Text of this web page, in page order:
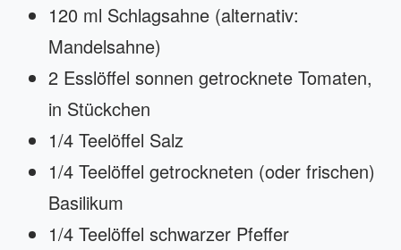
120 ml Schlagsahne (alternativ:
Mandelsahne)
2 Esslöffel sonnen getrocknete Tomaten,
in Stückchen
1/4 Teelöffel Salz
1/4 Teelöffel getrockneten (oder frischen)
Basilikum
1/4 Teelöffel schwarzer Pfeffer